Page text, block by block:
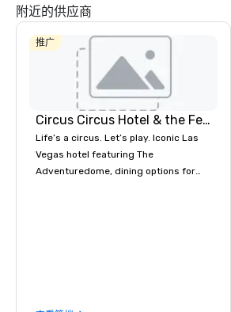
附近的供应商
推广
Circus Circus Hotel & the Festival Grounds
Life’s a circus. Let’s play. Iconic Las
Vegas hotel featuring The
Adventuredome, dining options for